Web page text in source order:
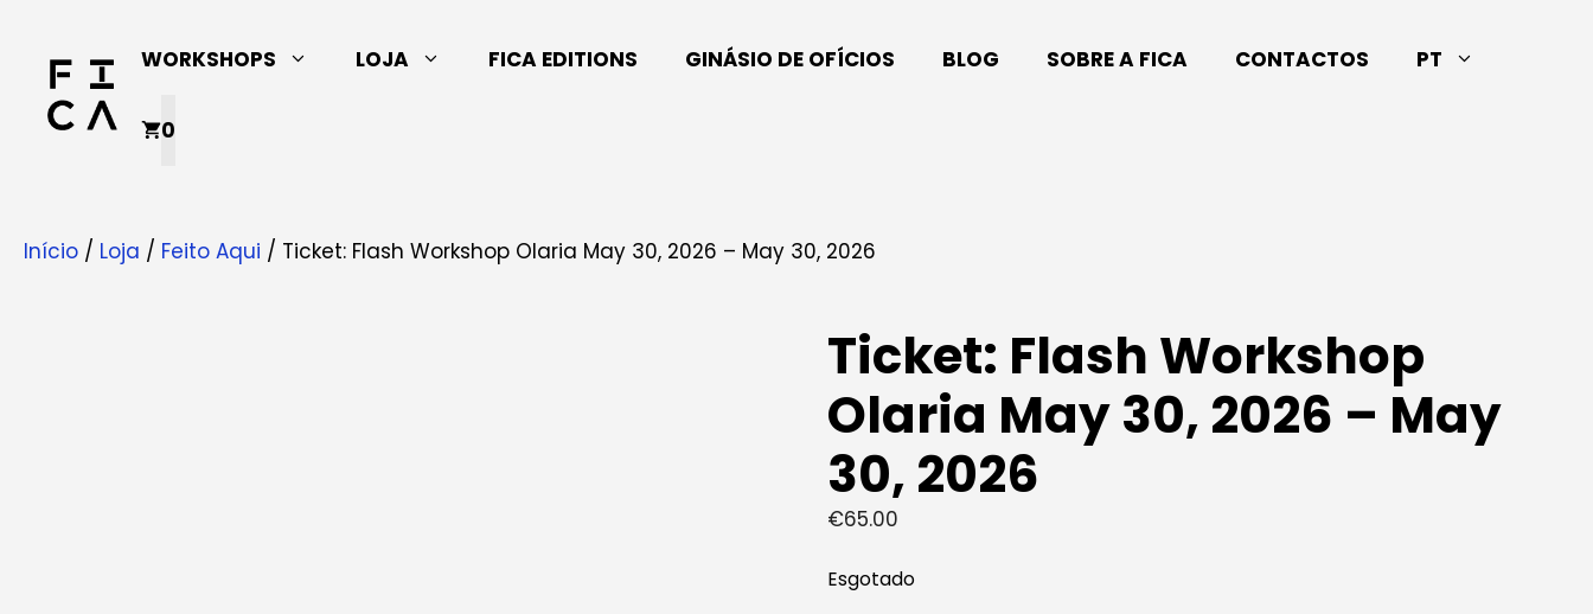
conteúdo
WORKSHOPS LOJA FICA EDITIONS GINÁSIO DE OFÍCIOS BLOG SOBRE A FICA CONTACTOS PT
0
Início / Loja / Feito Aqui / Ticket: Flash Workshop Olaria May 30, 2026 – May 30, 2026
Ticket: Flash Workshop
Olaria May 30, 2026 – May
30, 2026
€65.00
Esgotado